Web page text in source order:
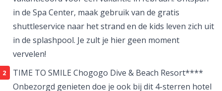
in de Spa Center, maak gebruik van de gratis
shuttleservice naar het strand en de kids leven zich uit
in de splashpool. Je zult je hier geen moment
vervelen!
TIME TO SMILE Chogogo Dive & Beach Resort****
Onbezorgd genieten doe je ook bij dit 4-sterren hotel